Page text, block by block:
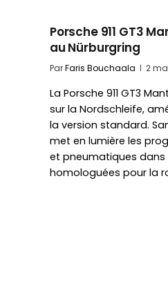
Porsche 911 GT3
au Nürburgring
ParFaris Bouchaala 2
La Porsche 911 GT3
sur la Nordschleife,
la version standard.
met en lumière les
et pneumatiques
homologuées pour la